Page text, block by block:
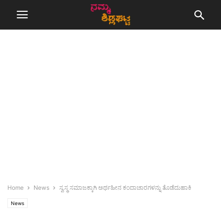
Home News ಸ್ವಸ್ಥ ಸಮಾಜಕ್ಕಾಗಿ ಅರ್ಥಹೀನ ಕಂದಾಚಾರಗಳನ್ನು ತೊಡೆದುಹಾಕಿ
News